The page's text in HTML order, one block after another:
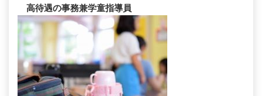
高待遇の事務兼学童指導員